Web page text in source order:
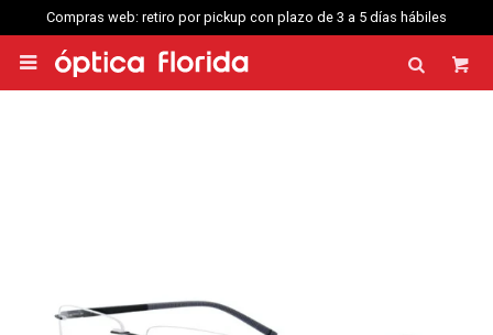
Compras web: retiro por pickup con plazo de 3 a 5 días hábiles
